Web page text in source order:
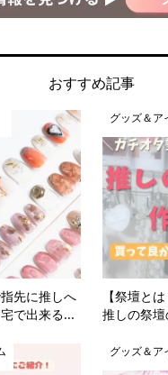
おすすめ記事
先に推しへ
で出来る...
グッズ＆ア
【祭壇と
推しの祭
グッズ＆ア